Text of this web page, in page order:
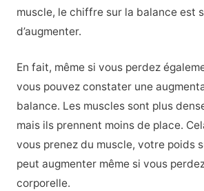
muscle, le chiffre sur la balance est
d’augmenter.
En fait, même si vous perdez
vous pouvez constater une
balance. Les muscles sont plus
mais ils prennent moins de place.
vous prenez du muscle, votre poids
peut augmenter même si vous
corporelle.